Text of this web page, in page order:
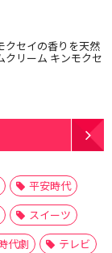
クセイの香りを天然
クリーム キンモクセ
平安時代
スイーツ
代劇
テレビ